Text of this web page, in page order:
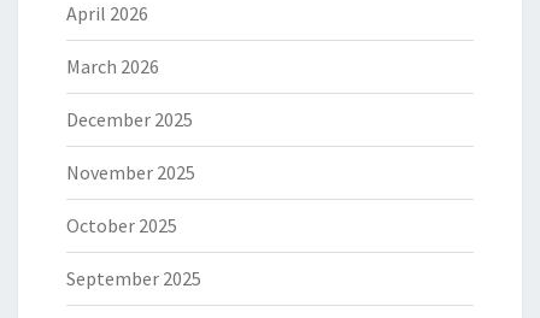
April 2026
March 2026
December 2025
November 2025
October 2025
September 2025